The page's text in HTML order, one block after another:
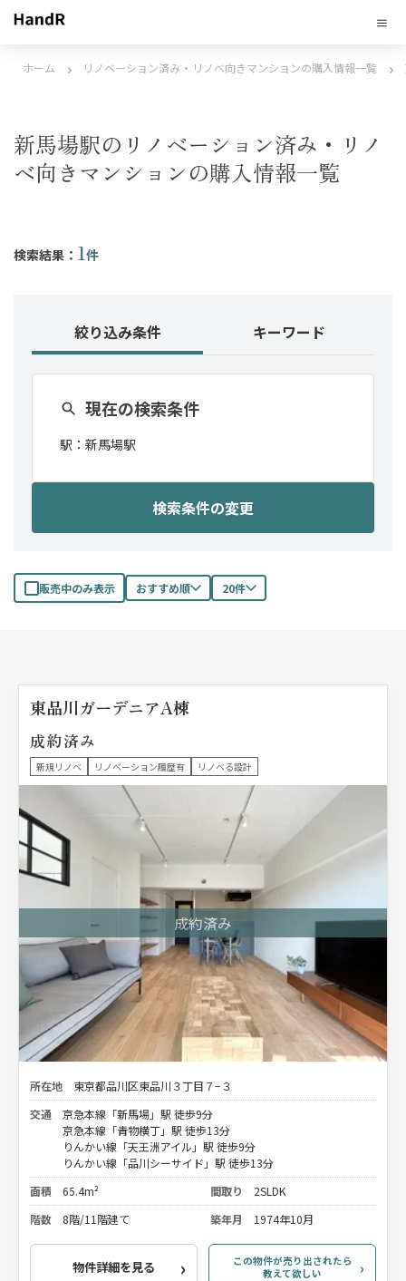
ホーム リノベーション済み・リノベ向きマンションの購入情報一覧
新馬場駅のリノベーション済み・リノ
ベ向きマンションの購入情報一覧
検索結果： 1件
絞り込み条件 キーワード
現在の検索条件
駅： 新馬場駅
検索条件の変更
販売中のみ表示 おすすめ順 20件
東品川ガーデニアA棟
成約済み
新規リノベ リノベーション履歴有 リノベる設計
所在地
東京都品川区東品川３丁目７−３
交通
京急本線「新馬場」駅 徒歩9分
京急本線「青物横丁」駅 徒歩13分
りんかい線「天王洲アイル」駅 徒歩9分
りんかい線「品川シーサイド」駅 徒歩13分
面積
65.4m² 間取り
2SLDK
階数
8階/11階建て 築年月 1974年10月
物件詳細を見る
この物件が売り出されたら
教えて欲しい